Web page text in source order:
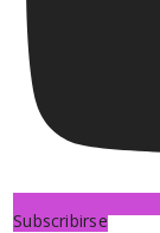
Subscribirse